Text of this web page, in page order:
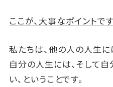
ここが、大事なポイントです
私たちは、他の人の人生に
自分の人生には、そして
い、ということです。